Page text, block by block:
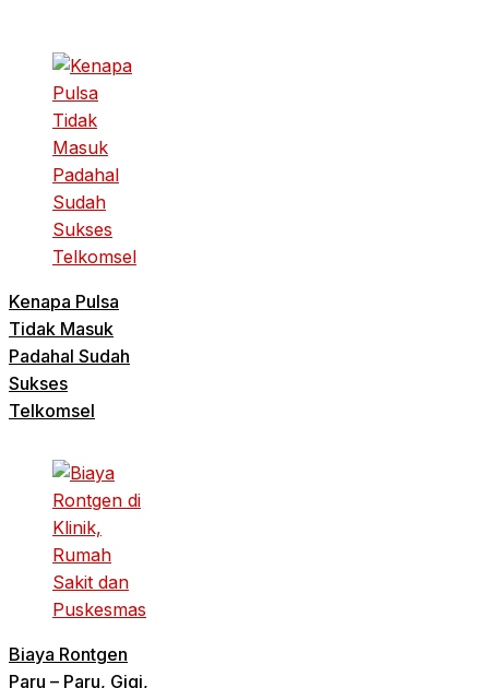
Kenapa Pulsa
Tidak Masuk
Padahal Sudah
Sukses
Telkomsel
Biaya Rontgen
Paru – Paru, Gigi,